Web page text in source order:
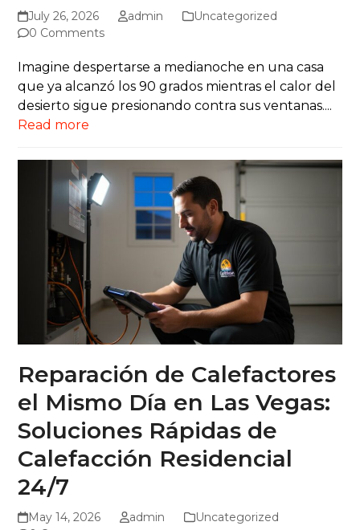
July 26, 2026 admin
Uncategorized
0 Comments
Imagine despertarse a medianoche en una casa
que ya alcanzó los 90 grados mientras el calor del
desierto sigue presionando contra sus ventanas....
Read more
Reparación de Calefactores
el Mismo Día en Las Vegas:
Soluciones Rápidas de
Calefacción Residencial
24/7
May 14, 2026 admin
Uncategorized